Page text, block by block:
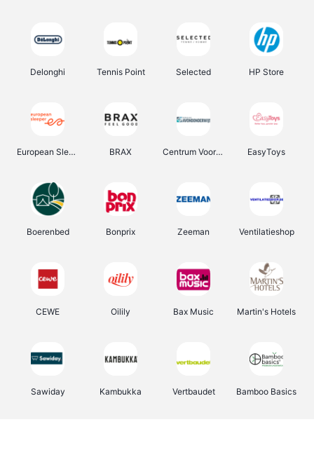
Delonghi Tennis Point Selected HP Store
European Sleeper BRAX Centrum Voor Avondonderwijs EasyToys
Boerenbed Bonprix Zeeman Ventilatieshop
CEWE Oilily Bax Music Martin's Hotels
Sawiday Kambukka Vertbaudet Bamboo Basics